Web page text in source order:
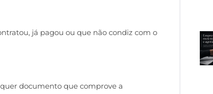
já pagou ou que não condiz com o
documento que comprove a